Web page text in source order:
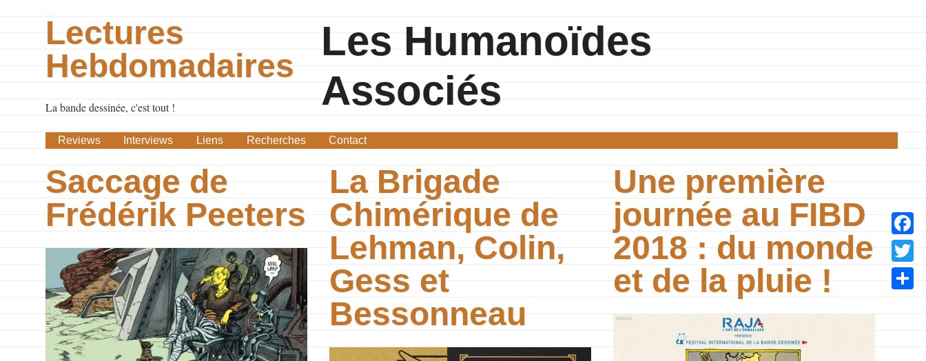
Lectures
Hebdomadaires
La bande dessinée, c'est tout !
Les Humanoïdes
Associés
Reviews Interviews Liens Recherches Contact
Saccage de
Frédérik Peeters
La Brigade
Chimérique de
Lehman, Colin,
Gess et
Bessonneau
Une première
journée au FIBD
2018 : du monde
et de la pluie !
Twitter